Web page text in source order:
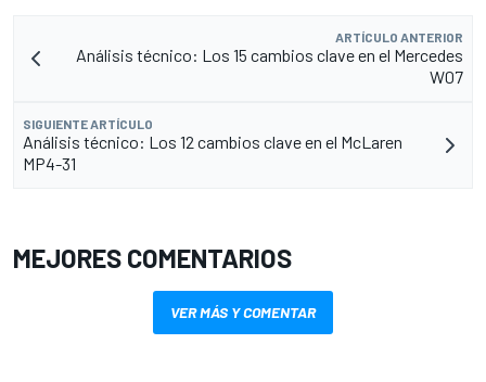
ARTÍCULO ANTERIOR
Análisis técnico: Los 15 cambios clave en el Mercedes
W07
SIGUIENTE ARTÍCULO
Análisis técnico: Los 12 cambios clave en el McLaren
MP4-31
MEJORES COMENTARIOS
VER MÁS Y COMENTAR